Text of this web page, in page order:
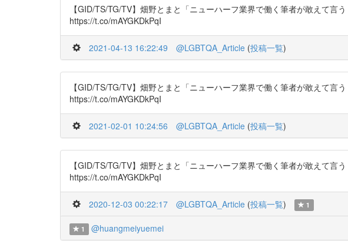
【GID/TS/TG/TV】畑野とまと「ニューハーフ業界で働く筆者が敢えて
https://t.co/mAYGKDkPqI
2021-04-13 16:22:49 @LGBTQA_Article (投稿一覧)
【GID/TS/TG/TV】畑野とまと「ニューハーフ業界で働く筆者が敢えて
https://t.co/mAYGKDkPqI
2021-02-01 10:24:56 @LGBTQA_Article (投稿一覧)
【GID/TS/TG/TV】畑野とまと「ニューハーフ業界で働く筆者が敢えて
https://t.co/mAYGKDkPqI
2020-12-03 00:22:17 @LGBTQA_Article (投稿一覧) 1
1 @huangmeiyuemei